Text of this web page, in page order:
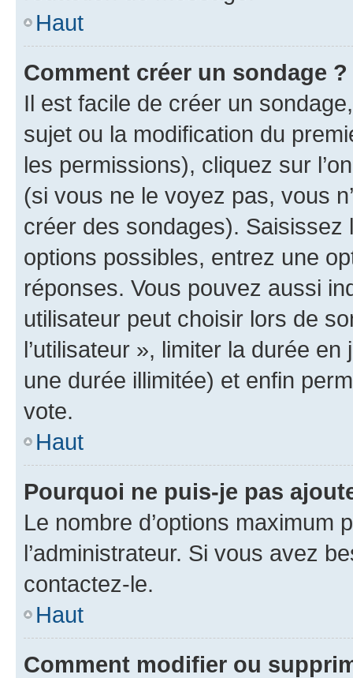
Haut
Comment créer un sondage ?
Il est facile de créer un
sujet ou la modification du
les permissions), cliquez sur
(si vous ne le voyez pas, vous
créer des sondages).
options possibles, entrez une
réponses. Vous pouvez aussi
utilisateur peut choisir lors de
l’utilisateur », limiter la durée
une durée illimitée) et enfin
vote.
Haut
Pourquoi ne puis-je pas
Le nombre d’options maximum
l’administrateur. Si vous avez
contactez-le.
Haut
Comment modifier ou